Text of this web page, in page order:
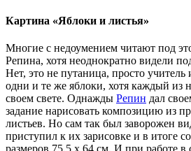
Картина «Яблоки и листья»
Многие с недоумением читают под
Репина, хотя неоднократно видели
Нет, это не путаница, просто
одни и те же яблоки, хотя каждый из
своем свете. Однажды Репин дал
задание нарисовать композицию из
листьев. Но сам так был заворожен
приступил к их зарисовке и в итоге
размеров 75,5 x 64 см. И при работе в